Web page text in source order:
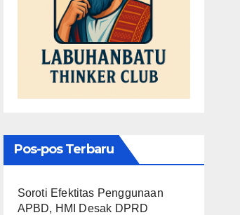
Pos-pos Terbaru
Soroti Efektitas Penggunaan
APBD, HMI Desak DPRD